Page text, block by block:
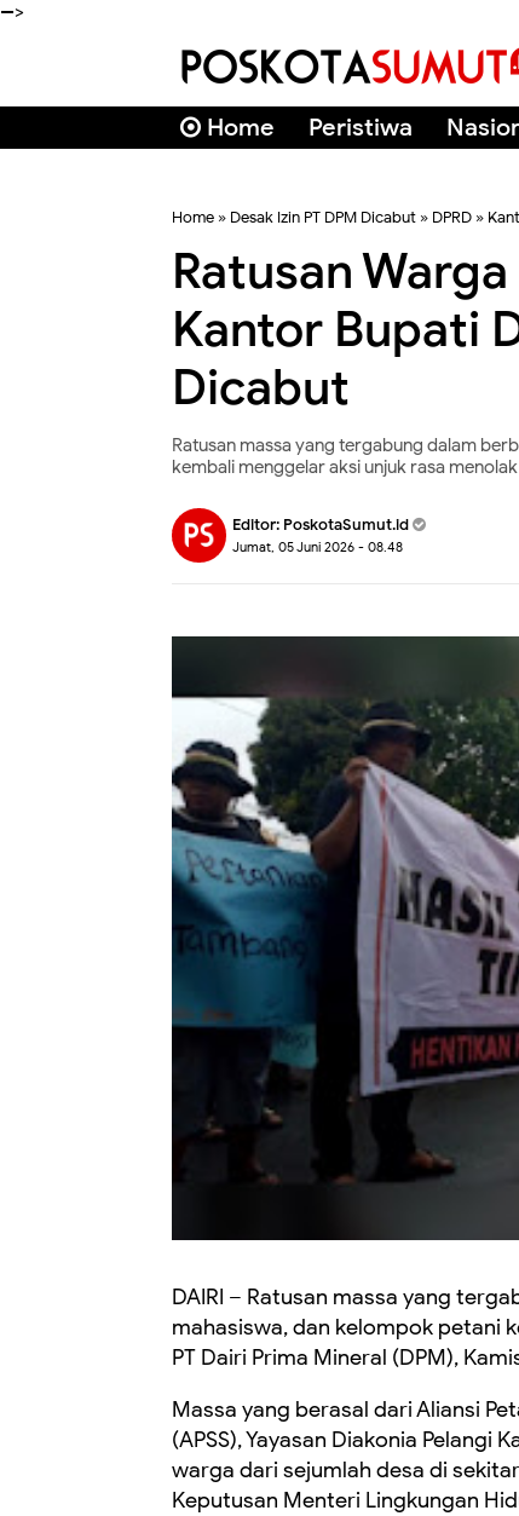
-->
Home Peristiwa
Home » Desak Izin PT DPM Dicabut » DPRD »
Ratusan
Kantor Bupati
Dicabut
Ratusan massa yang tergabung dalam
kembali menggelar aksi unjuk rasa
Editor: PoskotaSumut.id
Jumat, 05 Juni 2026 - 08.48
DAIRI – Ratusan massa yang
mahasiswa, dan kelompok petani
PT Dairi Prima Mineral (DPM),
Massa yang berasal dari Aliansi
(APSS), Yayasan Diakonia Pelangi
warga dari sejumlah desa di
Keputusan Menteri Lingkungan